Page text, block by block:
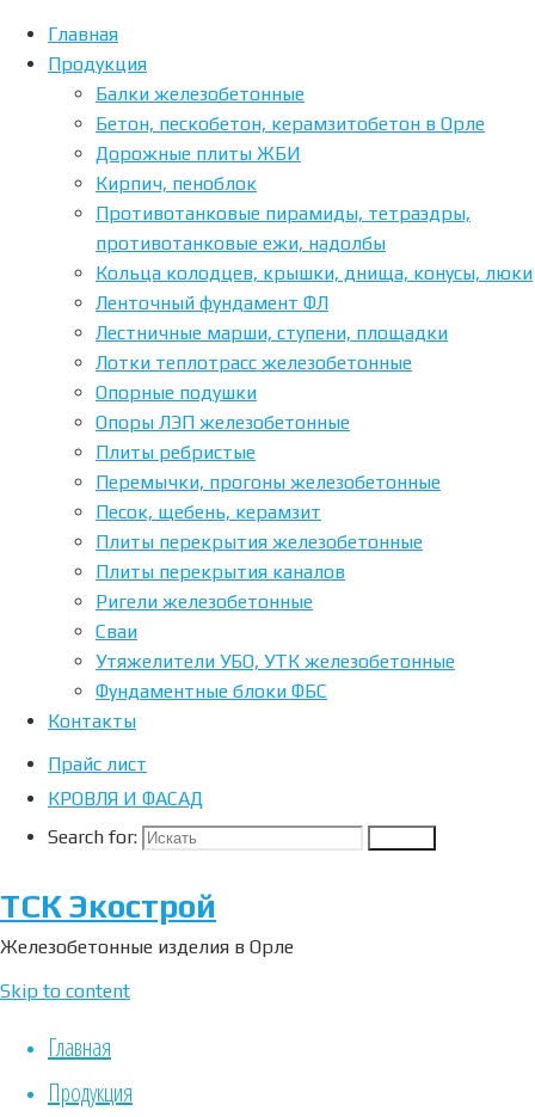
Главная
Продукция
Балки железобетонные
Бетон, пескобетон, керамзитобетон в Орле
Дорожные плиты ЖБИ
Кирпич, пеноблок
Противотанковые пирамиды, тетраэдры,
противотанковые ежи, надолбы
Кольца колодцев, крышки, днища, конусы, люки
Ленточный фундамент ФЛ
Лестничные марши, ступени, площадки
Лотки теплотрасс железобетонные
Опорные подушки
Опоры ЛЭП железобетонные
Плиты ребристые
Перемычки, прогоны железобетонные
Песок, щебень, керамзит
Плиты перекрытия железобетонные
Плиты перекрытия каналов
Ригели железобетонные
Сваи
Утяжелители УБО, УТК железобетонные
Фундаментные блоки ФБС
Контакты
Прайс лист
КРОВЛЯ И ФАСАД
Search for:
ТСК Экострой
Железобетонные изделия в Орле
Skip to content
Главная
Продукция
Продукция
Сваи
ТСК
Экострой
реализует
железобетонные
сваи
в
и
регионах
центрального
черноземья
с
дополнительными
например
доставка
Об